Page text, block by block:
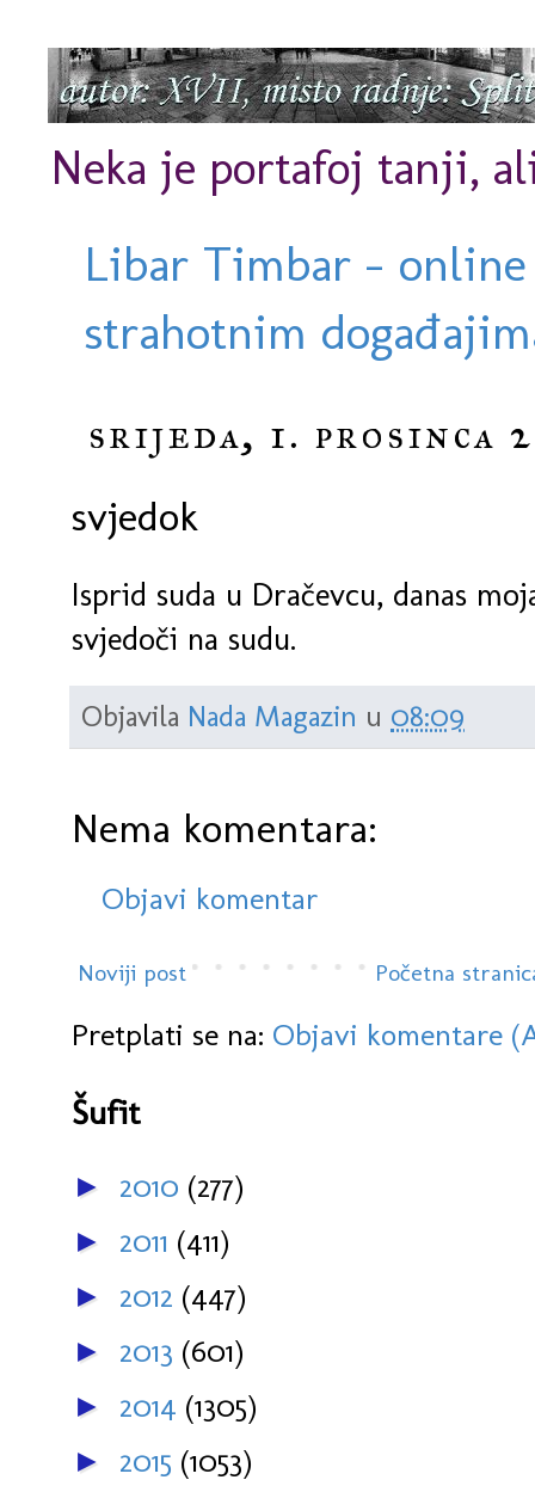
Neka je portafoj tanji,
Libar Timbar -
strahotnim
srijeda, 1. prosinca
svjedok
Isprid suda u Dračevcu, danas
svjedoči na sudu.
Objavila Nada Magazin u 08:09
Nema komentara:
Objavi komentar
Noviji post Početna
Pretplati se na: Objavi komentare
Šufit
► 2010 (277)
► 2011 (411)
► 2012 (447)
► 2013 (601)
► 2014 (1305)
► 2015 (1053)